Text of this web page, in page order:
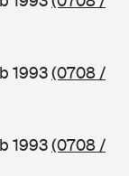
1993(0708 /
1993(0708 /